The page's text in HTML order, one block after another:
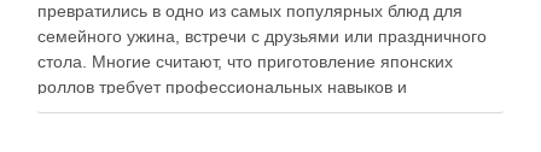
превратились в одно из самых популярных блюд для
семейного ужина, встречи с друзьями или праздничного
стола. Многие считают, что приготовление японских
роллов требует профессиональных навыков и
специального оборудования, однако на практике сделать